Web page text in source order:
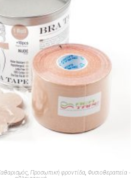
, Προσωπική φροντίδα, Φυσιοθεραπεία -